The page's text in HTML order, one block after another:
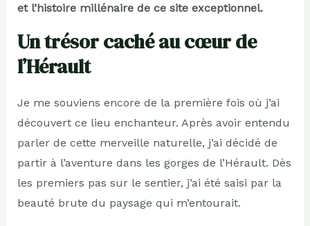
et l’histoire millénaire de ce site exceptionnel.
Un trésor caché au cœur de
l’Hérault
Je me souviens encore de la première fois où j’ai
découvert ce lieu enchanteur. Après avoir entendu
parler de cette merveille naturelle, j’ai décidé de
partir à l’aventure dans les gorges de l’Hérault. Dès
les premiers pas sur le sentier, j’ai été saisi par la
beauté brute du paysage qui m’entourait.